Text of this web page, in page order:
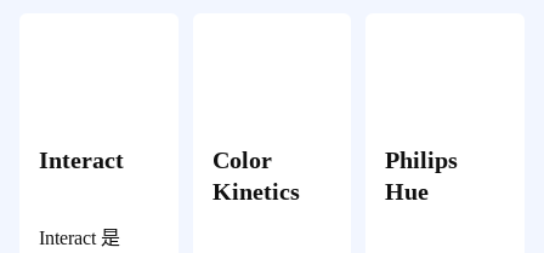
Interact
Interact 是
Color
Kinetics
Philips
Hue